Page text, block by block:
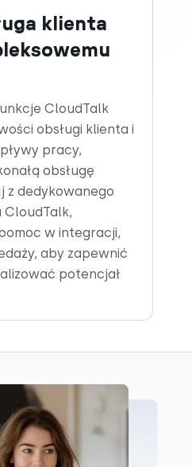
klienta
CloudTalk
obsługi klienta i
pracy,
obsługę
z dedykowanego
CloudTalk,
w integracji,
aby zapewnić
potencjał